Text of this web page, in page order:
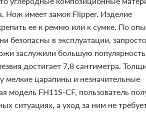
Нож имеет замок Flipper. Изделие
ее к ремню или к сумке. По
безопасны в эксплуатации, запросто
заслужили большую
достигает 7,8 сантиметра.
мелкие царапины и незначительные
FH11S-CF, пользователь
ситуациях, а уход за ним не